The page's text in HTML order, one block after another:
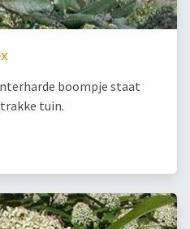
boompje staat
tuin.